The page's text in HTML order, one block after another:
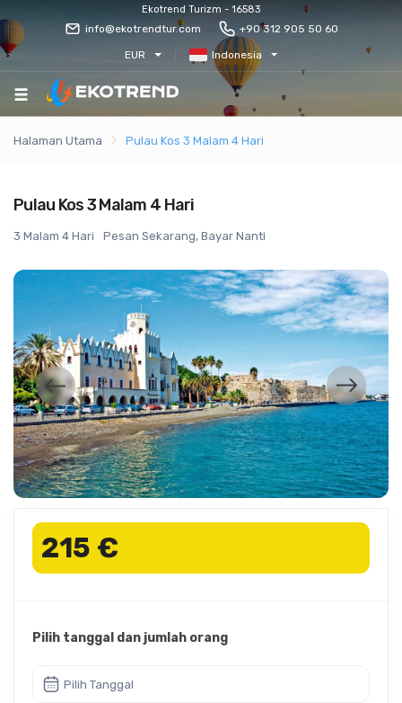
Ekotrend Turizm - 16583
info@ekotrendtur.com +90 312 905 50 60
EUR Indonesia
Halaman Utama Pulau Kos 3 Malam 4 Hari
Pulau Kos 3 Malam 4 Hari
3 Malam 4 Hari Pesan Sekarang, Bayar Nanti
215 €
Pilih tanggal dan jumlah orang
Pilih Tanggal